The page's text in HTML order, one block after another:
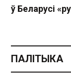
ў Беларусі
ПАЛІТЫКА